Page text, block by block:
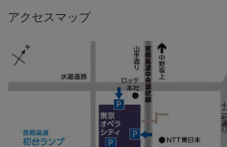
アクセスマップ